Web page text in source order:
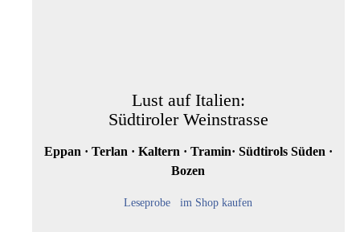
Lust auf Italien:
Südtiroler Weinstrasse
Eppan · Terlan · Kaltern · Tramin· Südtirols Süden ·
Bozen
Leseprobe im Shop kaufen